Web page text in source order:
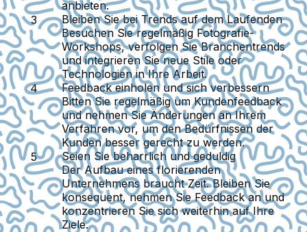
anbieten.
Bleiben Sie bei Trends auf dem Laufenden
Besuchen Sie regelmäßig Fotografie-
Workshops, verfolgen Sie Branchentrends
und integrieren Sie neue Stile oder
Technologien in Ihre Arbeit.
Feedback einholen und sich verbessern
Bitten Sie regelmäßig um Kundenfeedback
und nehmen Sie Änderungen an Ihrem
Verfahren vor, um den Bedürfnissen der
Kunden besser gerecht zu werden.
Seien Sie beharrlich und geduldig
Der Aufbau eines florierenden
Unternehmens braucht Zeit. Bleiben Sie
konsequent, nehmen Sie Feedback an und
konzentrieren Sie sich weiterhin auf Ihre
Ziele.